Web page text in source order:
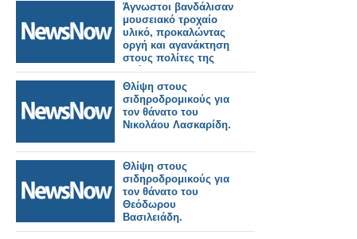
Άγνωστοι βανδάλισαν
μουσειακό τροχαίο
υλικό, προκαλώντας
οργή και αγανάκτηση
στους πολίτες της
Δράμας.
Θλίψη στους
σιδηροδρομικούς για
τον θάνατο του
Νικολάου Λασκαρίδη.
Θλίψη στους
σιδηροδρομικούς για
τον θάνατο του
Θεόδωρου
Βασιλειάδη.